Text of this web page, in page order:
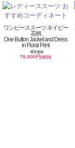
ワンピーススーツ ネイビー
花柄
One Button Jacket and Dress
in Floral Print
通常価格
78,000円(税別)